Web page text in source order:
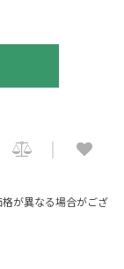
が異なる場合がござ